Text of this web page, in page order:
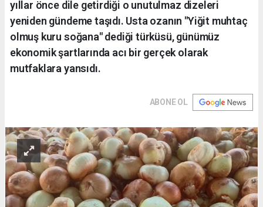
yıllar önce dile getirdiği o unutulmaz dizeleri
yeniden gündeme taşıdı. Usta ozanın "Yiğit muhtaç
olmuş kuru soğana" dediği türküsü, günümüz
ekonomik şartlarında acı bir gerçek olarak
mutfaklara yansıdı.
ABONE OL